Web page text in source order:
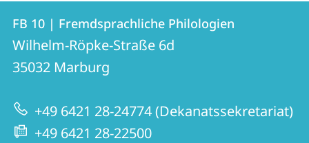
Kontakt
und
Informationen
zur
Website
Kontaktinformationen
FB
10
|
Fremdsprachliche
Philologien
FB 10 | Fremdsprachliche Philologien
Wilhelm-Röpke-Straße 6d
35032 Marburg
+49 6421 28-24774 (Dekanatssekretariat)
+49 6421 28-22500